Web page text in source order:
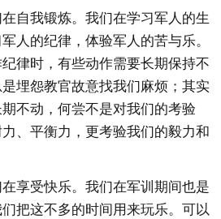
自我锻炼。我们在学习军人的生
人的纪律，体验军人的苦与乐。
律时，有些动作需要长期保持不
埋怨教官故意找我们麻烦；其实
不动，何尝不是对我们的考验
、平衡力，更考验我们的毅力和
享受快乐。我们在军训期间也是
把这不多的时间用来玩乐。可以